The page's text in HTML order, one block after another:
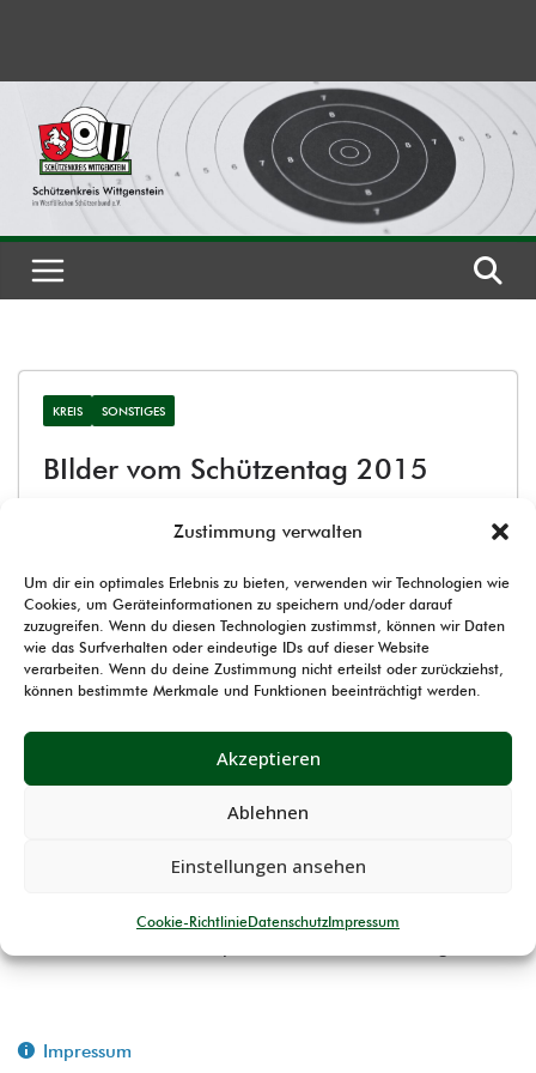
Zustimmung verwalten
Um dir ein optimales Erlebnis zu bieten, verwenden wir Technologien wie
Cookies, um Geräteinformationen zu speichern und/oder darauf
zuzugreifen. Wenn du diesen Technologien zustimmst, können wir Daten
wie das Surfverhalten oder eindeutige IDs auf dieser Website
verarbeiten. Wenn du deine Zustimmung nicht erteilst oder zurückziehst,
können bestimmte Merkmale und Funktionen beeinträchtigt werden.
Akzeptieren
Ablehnen
Einstellungen ansehen
Cookie-RichtlinieDatenschutzImpressum
springen
KREIS SONSTIGES
BIlder vom Schützentag 2015
Montag, 28. März 2016 Jan Sacher
Es hat leider etwas länger gedauert, wie geplant,
aber nun sind endlich Bilder vom westfälischen
Schützentag 2015 in Erndtebrück online. Die Foto’s
Dort im Menüpunkt Nachbereitung sind die Bilder
abgelegt. Vielen Dank an alle beteiligten Personen,
die uns die Bilder zur Verfügung gestellt haben.
KK50m Auflage
Impressum